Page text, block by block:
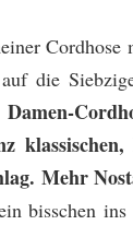
Cordhose
die
Damen-
Mehr
bisschen